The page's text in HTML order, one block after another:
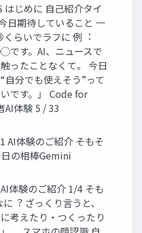
はじめに ⾃⼰紹介タイ
⽇期待していること ⼀
くらいでラフに 例︓
です。AI、ニュースで
ったことなくて。 今⽇
⾃分でも使えそう”って
です。」 Code for
AI体験 5 / 33
AI体験のご紹介 そもそ
の相棒Gemini
体験のご紹介 1/4 そも
︖ ざっくり⾔うと、
に考えたり・つくったり